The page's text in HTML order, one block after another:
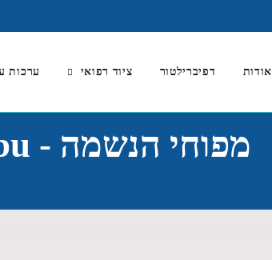
אודות דפיברילטור ציוד רפואי ערכות
מפוחי הנשמה - Ambu